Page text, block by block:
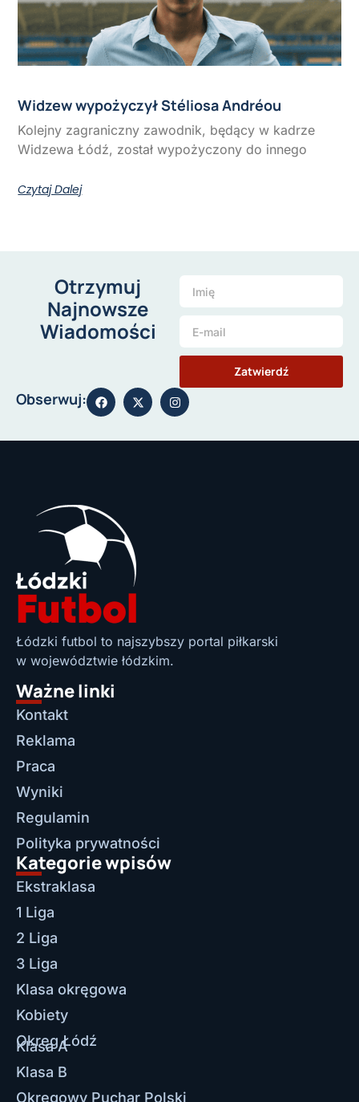
Widzew wypożyczył Stéliosa Andréou
Kolejny zagraniczny zawodnik, będący w kadrze
Widzewa Łódź, został wypożyczony do innego
Czytaj Dalej
Otrzymuj
Najnowsze
Wiadomości
Zatwierdź
Obserwuj:
Łódzki futbol to najszybszy portal piłkarski
w województwie łódzkim.
Ważne linki
Kontakt
Reklama
Praca
Wyniki
Regulamin
Polityka prywatności
Kategorie wpisów
Ekstraklasa
1 Liga
2 Liga
3 Liga
Klasa okręgowa
Kobiety
Okręg Łódź
Klasa A
Klasa B
Okręgowy Puchar Polski